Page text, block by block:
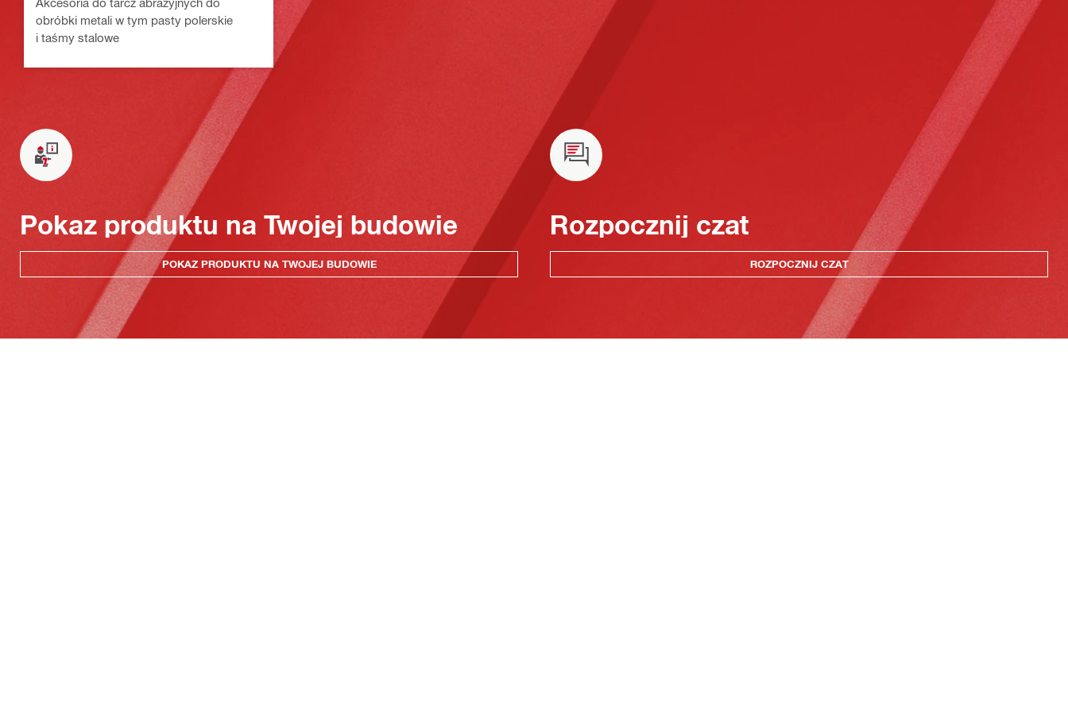
obróbki metali w tym pasty polerskie
i taśmy stalowe
Pokaz produktu na Twojej budowie
POKAZ PRODUKTU NA TWOJEJ BUDOWIE
Rozpocznij czat
ROZPOCZNIJ CZAT